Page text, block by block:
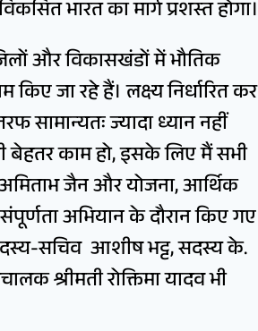
भारत का मार्ग प्रशस्त होगा।
और विकासखंडों में भौतिक
जा रहे हैं। लक्ष्य निर्धारित कर
सामान्यतः ज्यादा ध्यान नहीं
बेहतर काम हो, इसके लिए मैं सभी
जैन और योजना, आर्थिक
अभियान के दौरान किए गए
सचिव आशीष भट्ट, सदस्य के.
श्रीमती रोक्तिमा यादव भी